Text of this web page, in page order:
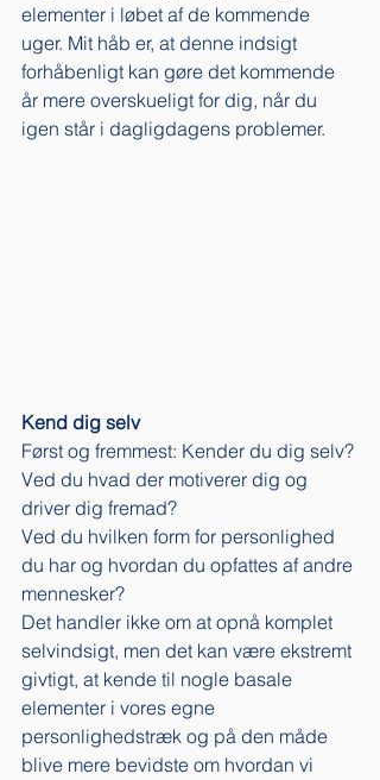
elementer i løbet af de kommende
uger. Mit håb er, at denne indsigt
forhåbenligt kan gøre det kommende
år mere overskueligt for dig, når du
igen står i dagligdagens problemer.
Kend dig selv
Først og fremmest: Kender du dig selv?
Ved du hvad der motiverer dig og
driver dig fremad?
Ved du hvilken form for personlighed
du har og hvordan du opfattes af andre
mennesker?
Det handler ikke om at opnå komplet
selvindsigt, men det kan være ekstremt
givtigt, at kende til nogle basale
elementer i vores egne
personlighedstræk og på den måde
blive mere bevidste om hvordan vi